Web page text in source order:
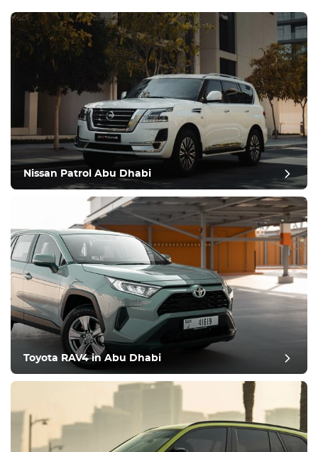
Nissan Patrol Abu Dhabi
Toyota RAV4 in Abu Dhabi